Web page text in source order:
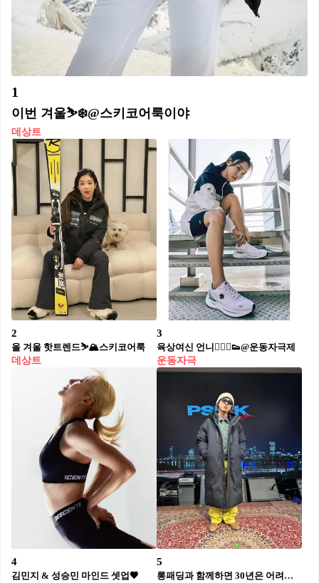
1
이번 겨울⛷️❄️@스키코어룩이야​
데상트
2
올 겨울 핫트렌드⛷️🏔️스키코어룩
데상트
3
육상여신 언니🏃🏻‍♀️👟@운동자극제
운동자극
4
김민지 & 성승민 마인드 셋업🖤
5
롱패딩과 함께하면 30년은 어려진다👶🏻